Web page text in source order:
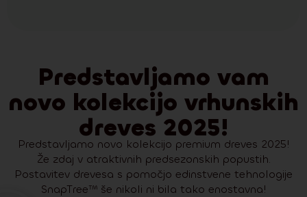
Predstavljamo vam
novo kolekcijo vrhunskih
dreves 2025!
Predstavljamo novo kolekcijo premium dreves 2025!
Že zdaj v atraktivnih predsezonskih popustih.
Postavitev drevesa s pomočjo edinstvene tehnologije
SnapTree™ še nikoli ni bila tako enostavna!